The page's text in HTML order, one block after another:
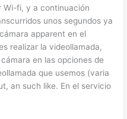
Wi-fi, y a continuación
unos segundos ya
apparent en el
realizar la videollamada,
en las opciones de
que usemos (varia
an such like. En el servicio